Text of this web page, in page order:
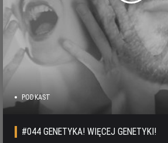
PODKAST
#044 GENETYKA! WIĘCEJ GENETYKI!